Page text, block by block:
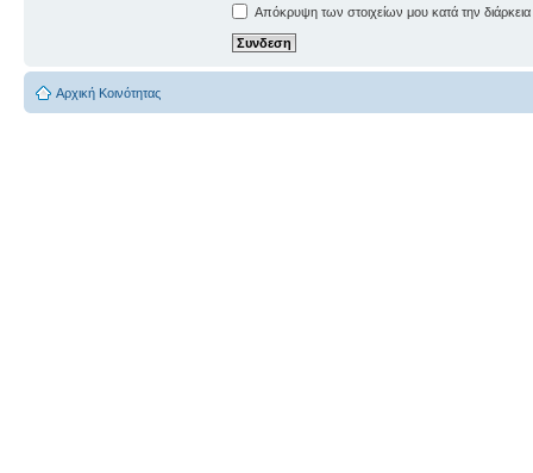
Απόκρυψη των στοιχείων μου κατά την
Αρχική Κοινότητας